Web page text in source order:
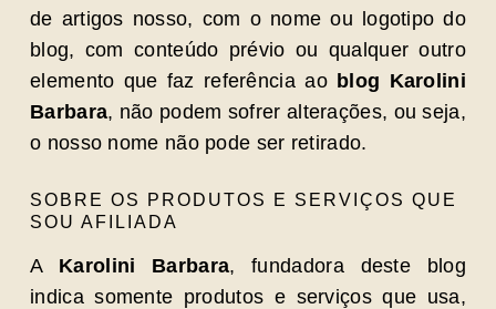
de artigos nosso, com o nome ou logotipo do
blog, com conteúdo prévio ou qualquer outro
elemento que faz referência ao blog Karolini
Barbara, não podem sofrer alterações, ou seja,
o nosso nome não pode ser retirado.
SOBRE OS PRODUTOS E SERVIÇOS QUE
SOU AFILIADA
A Karolini Barbara, fundadora deste blog
indica somente produtos e serviços que usa,